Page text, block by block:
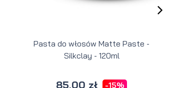
Pasta do włosów Matte Paste -
Silkclay - 120ml
85,00 zł -15%